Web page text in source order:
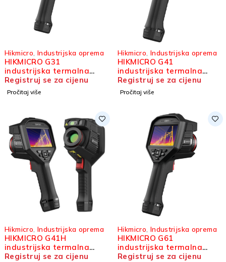
Hikmicro Industrijska oprema
HIKMICRO G31
industrijska termalna
kamera
Registruj se za cijenu
Pročitaj više
Hikmicro Industrijska oprema
HIKMICRO G41
industrijska termalna
kamera
Registruj se za cijenu
Pročitaj više
Hikmicro Industrijska oprema
HIKMICRO G41H
industrijska termalna
kamera
Registruj se za cijenu
Hikmicro Industrijska oprema
HIKMICRO G61
industrijska termalna
kamera
Registruj se za cijenu